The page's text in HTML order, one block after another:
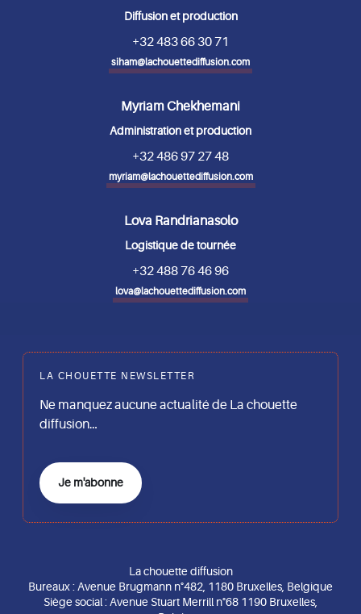
Diffusion et production
+32 483 66 30 71
siham@lachouettediffusion.com
Myriam Chekhemani
Administration et production
+32 486 97 27 48
myriam@lachouettediffusion.com
Lova Randrianasolo
Logistique de tournée
+32 488 76 46 96
lova@lachouettediffusion.com
LA CHOUETTE NEWSLETTER
Ne manquez aucune actualité de La chouette
diffusion…
Je m'abonne
La chouette diffusion
Bureaux : Avenue Brugmann n°482, 1180 Bruxelles, Belgique
Siège social : Avenue Stuart Merrill n°68 1190 Bruxelles,